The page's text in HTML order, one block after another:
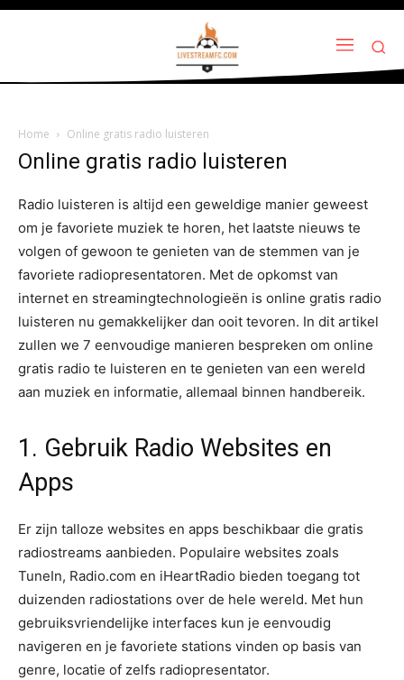
Home Online gratis radio luisteren
Online gratis radio luisteren
Radio luisteren is altijd een geweldige manier geweest
om je favoriete muziek te horen, het laatste nieuws te
volgen of gewoon te genieten van de stemmen van je
favoriete radiopresentatoren. Met de opkomst van
internet en streamingtechnologieën is online gratis radio
luisteren nu gemakkelijker dan ooit tevoren. In dit artikel
zullen we 7 eenvoudige manieren bespreken om online
gratis radio te luisteren en te genieten van een wereld
aan muziek en informatie, allemaal binnen handbereik.
1. Gebruik Radio Websites en
Apps
Er zijn talloze websites en apps beschikbaar die gratis
radiostreams aanbieden. Populaire websites zoals
TuneIn, Radio.com en iHeartRadio bieden toegang tot
duizenden radiostations over de hele wereld. Met hun
gebruiksvriendelijke interfaces kun je eenvoudig
navigeren en je favoriete stations vinden op basis van
genre, locatie of zelfs radiopresentator.